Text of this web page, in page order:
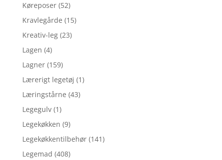
Køreposer (52)
Kravlegårde (15)
Kreativ-leg (23)
Lagen (4)
Lagner (159)
Lærerigt legetøj (1)
Læringstårne (43)
Legegulv (1)
Legekøkken (9)
Legekøkkentilbehør (141)
Legemad (408)